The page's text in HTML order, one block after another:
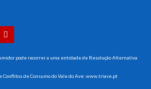
pode recorrer a uma entidade de Resolução Alternativa
de Consumo do Vale do Ave:www.triave.pt